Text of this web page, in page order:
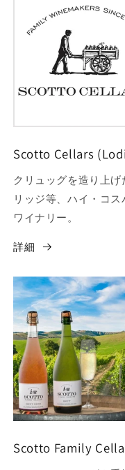
Scotto Cellars
クリュッグを造り上
リッジ等、ハイ・コ
ワイナリー。
詳細
Scotto Family